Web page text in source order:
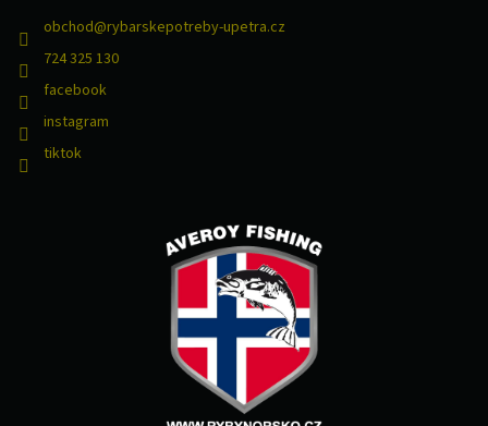
obchod@rybarskepotreby-upetra.cz
724 325 130
facebook
instagram
tiktok